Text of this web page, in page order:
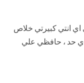
انتي كبيرتي خلاص
حد ، حافظي علي